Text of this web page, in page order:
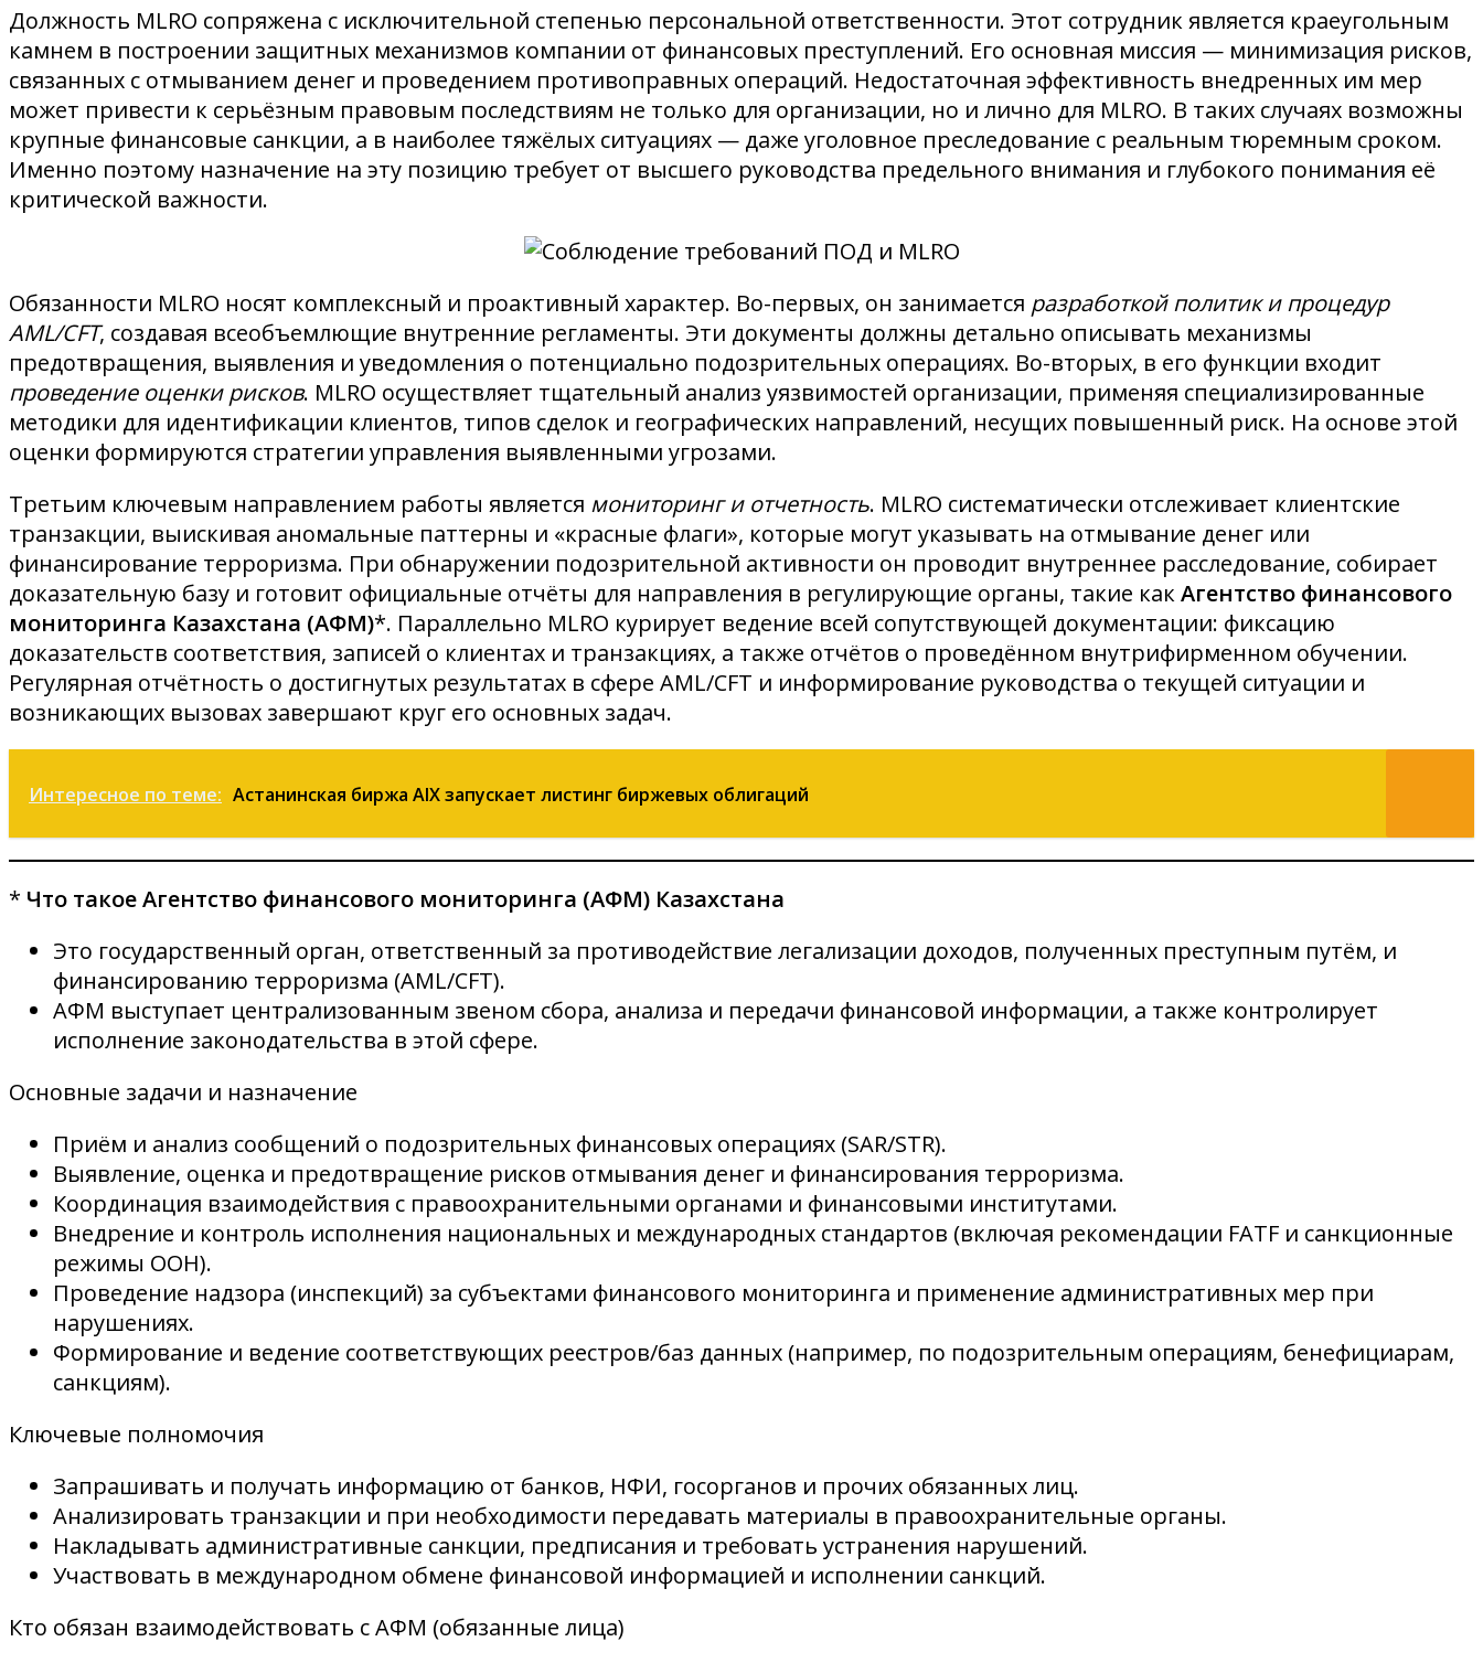
Должность MLRO сопряжена с исключительной степенью персональной ответственности. Этот сотрудник является краеугольным
камнем в построении защитных механизмов компании от финансовых преступлений. Его основная миссия — минимизация рисков,
связанных с отмыванием денег и проведением противоправных операций. Недостаточная эффективность внедренных им мер
может привести к серьёзным правовым последствиям не только для организации, но и лично для MLRO. В таких случаях возможны
крупные финансовые санкции, а в наиболее тяжёлых ситуациях — даже уголовное преследование с реальным тюремным сроком.
Именно поэтому назначение на эту позицию требует от высшего руководства предельного внимания и глубокого понимания её
критической важности.
Обязанности MLRO носят комплексный и проактивный характер. Во-первых, он занимается разработкой политик и процедур
AML/CFT, создавая всеобъемлющие внутренние регламенты. Эти документы должны детально описывать механизмы
предотвращения, выявления и уведомления о потенциально подозрительных операциях. Во-вторых, в его функции входит
проведение оценки рисков. MLRO осуществляет тщательный анализ уязвимостей организации, применяя специализированные
методики для идентификации клиентов, типов сделок и географических направлений, несущих повышенный риск. На основе этой
оценки формируются стратегии управления выявленными угрозами.
Третьим ключевым направлением работы является мониторинг и отчетность. MLRO систематически отслеживает клиентские
транзакции, выискивая аномальные паттерны и «красные флаги», которые могут указывать на отмывание денег или
финансирование терроризма. При обнаружении подозрительной активности он проводит внутреннее расследование, собирает
доказательную базу и готовит официальные отчёты для направления в регулирующие органы, такие какАгентство финансового
мониторинга Казахстана (АФМ)*. Параллельно MLRO курирует ведение всей сопутствующей документации: фиксацию
доказательств соответствия, записей о клиентах и транзакциях, а также отчётов о проведённом внутрифирменном обучении.
Регулярная отчётность о достигнутых результатах в сфере AML/CFT и информирование руководства о текущей ситуации и
возникающих вызовах завершают круг его основных задач.
Интересное по теме: Астанинская биржа AIX запускает листинг биржевых облигаций
* Что такое Агентство финансового мониторинга (АФМ) Казахстана
Это государственный орган, ответственный за противодействие легализации доходов, полученных преступным путём, и
финансированию терроризма (AML/CFT).
АФМ выступает централизованным звеном сбора, анализа и передачи финансовой информации, а также контролирует
исполнение законодательства в этой сфере.
Основные задачи и назначение
Приём и анализ сообщений о подозрительных финансовых операциях (SAR/STR).
Выявление, оценка и предотвращение рисков отмывания денег и финансирования терроризма.
Координация взаимодействия с правоохранительными органами и финансовыми институтами.
Внедрение и контроль исполнения национальных и международных стандартов (включая рекомендации FATF и санкционные
режимы ООН).
Проведение надзора (инспекций) за субъектами финансового мониторинга и применение административных мер при
нарушениях.
Формирование и ведение соответствующих реестров/баз данных (например, по подозрительным операциям, бенефициарам,
санкциям).
Ключевые полномочия
Запрашивать и получать информацию от банков, НФИ, госорганов и прочих обязанных лиц.
Анализировать транзакции и при необходимости передавать материалы в правоохранительные органы.
Накладывать административные санкции, предписания и требовать устранения нарушений.
Участвовать в международном обмене финансовой информацией и исполнении санкций.
Кто обязан взаимодействовать с АФМ (обязанные лица)